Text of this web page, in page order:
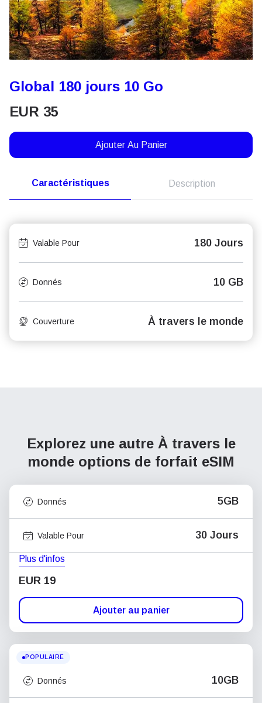
Global 180 jours 10 Go
EUR 35
Ajouter Au Panier
Caractéristiques Description
Valable Pour 180 Jours
Donnés 10 GB
Couverture À travers le monde
Explorez une autre À travers le
monde options de forfait eSIM
Donnés 5GB
Valable Pour 30 Jours
Plus d'infos
EUR 19
Ajouter au panier
POPULAIRE
Donnés 10GB